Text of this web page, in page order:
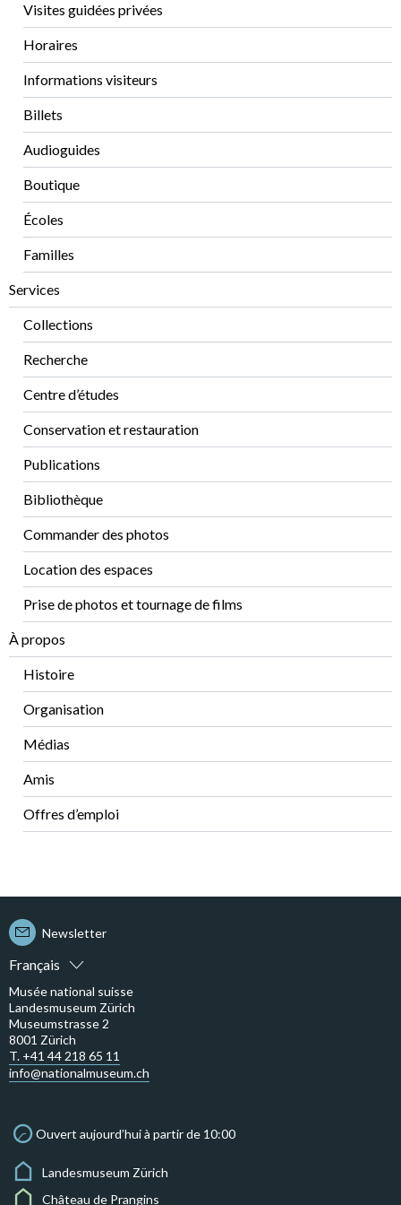
Visites guidées privées
Horaires
Informations visiteurs
Billets
Audioguides
Boutique
Écoles
Familles
Services
Collections
Recherche
Centre d’études
Conservation et restauration
Publications
Bibliothèque
Commander des photos
Location des espaces
Prise de photos et tournage de films
À propos
Histoire
Organisation
Médias
Amis
Offres d’emploi
Français
Newsletter
Musée national suisse
Landesmuseum Zürich
Museumstrasse 2
8001 Zürich
T. +41 44 218 65 11
info@nationalmuseum.ch
Ouvert aujourd’hui à partir de 10:00
Landesmuseum Zürich
Château de Prangins